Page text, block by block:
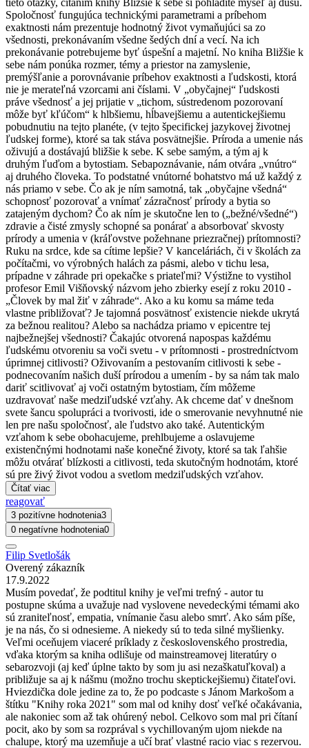
Spoločnosť fungujúca technickými parametrami a príbehom
exaktnosti nám prezentuje hodnotný život vymaňujúci sa zo
všednosti, prekonávaním všedne šedých dní a vecí. Na ich
prekonávanie potrebujeme byť úspešní a majetní. No kniha Bližšie k
sebe nám ponúka rozmer, témy a priestor na zamyslenie,
premýšľanie a porovnávanie príbehov exaktnosti a ľudskosti, ktorá
nie je merateľná vzorcami ani číslami. V „obyčajnej“ ľudskosti
práve všednosť a jej prijatie v „tichom, sústredenom pozorovaní
môže byť kľúčom“ k hlbšiemu, hĺbavejšiemu a autentickejšiemu
pobudnutiu na tejto planéte, (v tejto špecifickej jazykovej životnej
ľudskej forme), ktoré sa tak stáva posvätnejšie. Príroda a umenie nás
oživujú a dostávajú bližšie k sebe. K sebe samým, a tým aj k
druhým ľuďom a bytostiam. Sebapoznávanie, nám otvára „vnútro“
aj druhého človeka. To podstatné vnútorné bohatstvo má už každý z
nás priamo v sebe. Čo ak je ním samotná, tak „obyčajne všedná“
schopnosť pozorovať a vnímať zázračnosť prírody a bytia so
zatajeným dychom? Čo ak ním je skutočne len to („bežné/všedné“)
zdravie a čisté zmysly schopné sa ponárať a absorbovať skvosty
prírody a umenia v (kráľovstve požehnane priezračnej) prítomnosti?
Ruku na srdce, kde sa cítime lepšie? V kanceláriách, či v školách za
počítačmi, vo výrobných halách za pásmi, alebo v tichu lesa,
prípadne v záhrade pri opekačke s priateľmi? Výstižne to vystihol
profesor Emil Višňovský názvom jeho zbierky esejí z roku 2010 -
„Človek by mal žiť v záhrade“. Ako a ku komu sa máme teda
vlastne približovať? Je tajomná posvätnosť existencie niekde ukrytá
za bežnou realitou? Alebo sa nachádza priamo v epicentre tej
najbežnejšej všednosti? Čakajúc otvorená napospas každému
ľudskému otvoreniu sa voči svetu - v prítomnosti - prostredníctvom
úprimnej citlivosti? Oživovaním a pestovaním citlivosti k sebe -
podnecovaním našich duší prírodou a umením - by sa nám tak malo
dariť scitlivovať aj voči ostatným bytostiam, čím môžeme
uzdravovať naše medziľudské vzťahy. Ak chceme dať v dnešnom
svete šancu spolupráci a tvorivosti, ide o smerovanie nevyhnutné nie
len pre našu spoločnosť, ale ľudstvo ako také. Autentickým
vzťahom k sebe obohacujeme, prehlbujeme a oslavujeme
existenčnými hodnotami naše konečné životy, ktoré sa tak ľahšie
môžu otvárať blízkosti a citlivosti, teda skutočným hodnotám, ktoré
sú pre živý život vodou a svetlom medziľudských vzťahov.
Čítať viac
reagovať
3 pozitívne hodnotenia3
0 negatívne hodnotenia0
Filip Svetlošák
Overený zákazník
17.9.2022
Musím povedať, že podtitul knihy je veľmi trefný - autor tu
postupne skúma a uvažuje nad vyslovene nevedeckými témami ako
sú zraniteľnosť, empatia, vnímanie času alebo smrť. Ako sám píše,
je na nás, čo si odnesieme. A niekedy sú to teda silné myšlienky.
Veľmi oceňujem viaceré príklady z československého prostredia,
vďaka ktorým sa kniha odlišuje od mainstreamovej literatúry o
sebarozvoji (aj keď úplne takto by som ju asi nezaškatuľkoval) a
približuje sa aj k nášmu (možno trochu skeptickejšiemu) čitateľovi.
Hviezdička dole jedine za to, že po podcaste s Jánom Markošom a
štítku "Knihy roka 2021" som mal od knihy dosť veľké očakávania,
ale nakoniec som až tak ohúrený nebol. Celkovo som mal pri čítaní
pocit, ako by som sa rozprával s vychillovaným ujom niekde na
chalupe, ktorý ma uzemňuje a učí brať vlastné racio viac s rezervou.